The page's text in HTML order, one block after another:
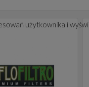
użytkownika i